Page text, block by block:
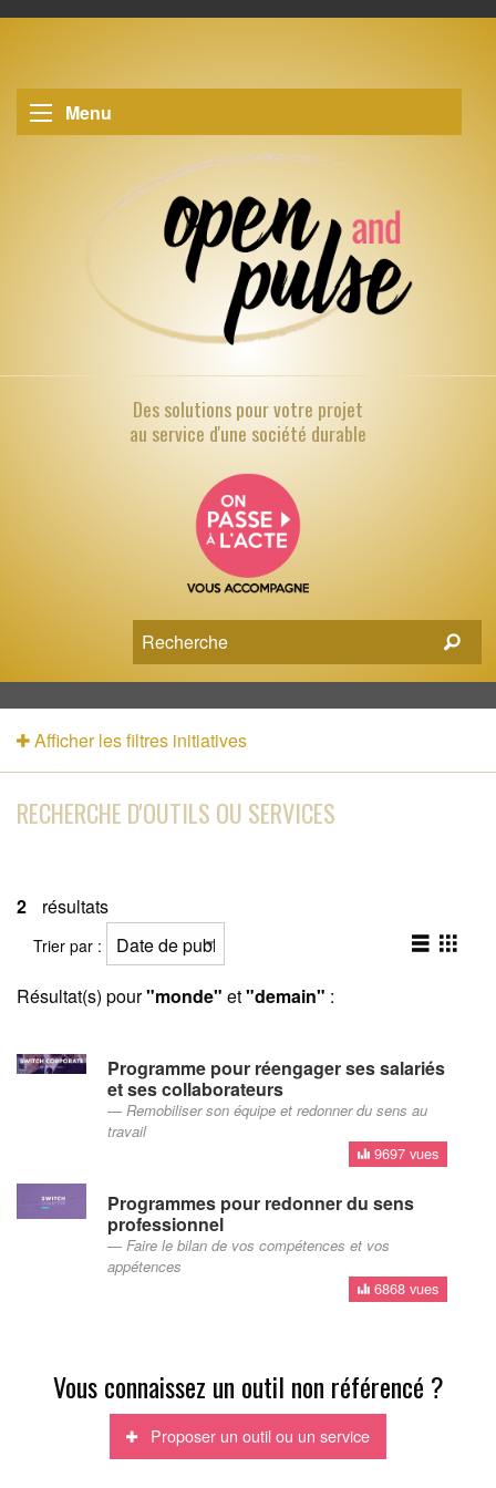
Menu
Des solutions pourvotre projet
au service d'une société durable
Afficher les filtres initiatives
RECHERCHE D'OUTILS OU SERVICES
2 résultats
Trier par :
Résultat(s) pour"monde" et"demain" :
Programme pour réengager ses salariés
et ses collaborateurs
Remobiliser son équipe et redonner du sens au
travail
9697 vues
Programmes pour redonner du sens
professionnel
Faire le bilan de vos compétences et vos
appétences
6868 vues
Vous connaissez un outil non référencé ?
Proposer un outil ou un service